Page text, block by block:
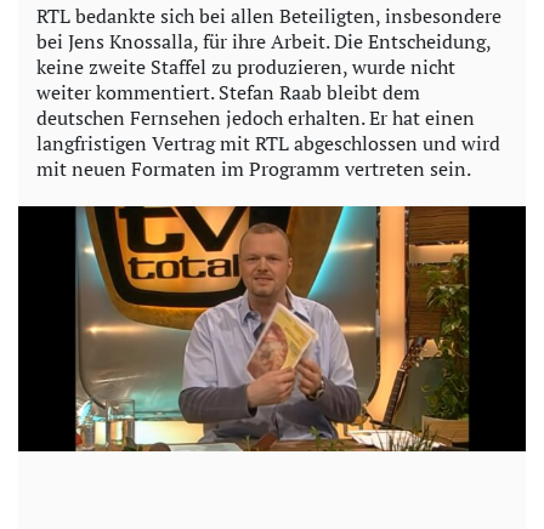
RTL bedankte sich bei allen Beteiligten, insbesondere
bei Jens Knossalla, für ihre Arbeit. Die Entscheidung,
keine zweite Staffel zu produzieren, wurde nicht
weiter kommentiert. Stefan Raab bleibt dem
deutschen Fernsehen jedoch erhalten. Er hat einen
langfristigen Vertrag mit RTL abgeschlossen und wird
mit neuen Formaten im Programm vertreten sein.